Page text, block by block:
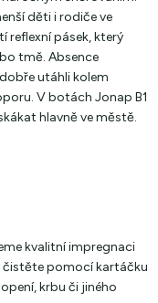
děti i rodiče ve
reflexní pásek, který
tmě. Absence
utáhli kolem
V botách Jonap B1
hlavně ve městě.
kvalitní impregnaci
čistěte pomocí kartáčku
krbu či jiného